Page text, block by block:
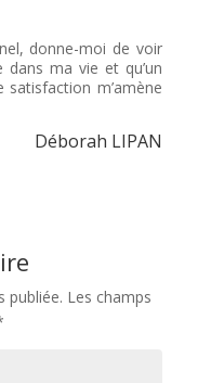
donne-moi de voir
ma vie et qu’un
m’amène
Déborah LIPAN
publiée. Les champs